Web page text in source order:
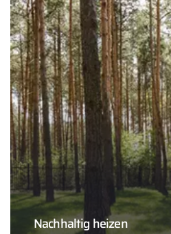
Nachhaltig heizen